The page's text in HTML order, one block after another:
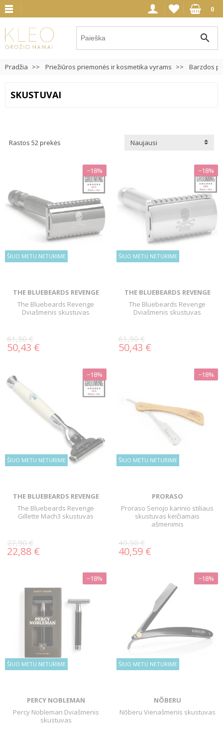
0
search
Pradžia Priežiūros priemonės ir kosmetika vyrams Barzdos
SKUSTUVAI
Rastos 52 prekės Naujausi
ŠIUO METU NETURIME
−18%
THE BLUEBEARDS REVENGE
The Bluebeards Revenge
Dviašmenis skustuvas
61,50 €
50,43 €
ŠIUO METU NETURIME
−18%
THE BLUEBEARDS REVENGE
The Bluebeards Revenge
Dviašmenis skustuvas
61,50 €
50,43 €
ŠIUO METU NETURIME
−18%
THE BLUEBEARDS REVENGE
The Bluebeards Revenge
Gillette Mach3 skustuvas
27,90 €
22,88 €
ŠIUO METU NETURIME
−18%
PRORASO
Proraso Senojo karinio stiliaus
skustuvas keičiamais
ašmenimis
49,50 €
40,59 €
ŠIUO METU NETURIME
−18%
PERCY NOBLEMAN
Percy Nobleman Dviašmenis
skustuvas
ŠIUO METU NETURIME
−18%
NÕBERU
Nõberu Vienašmenis skustuvas